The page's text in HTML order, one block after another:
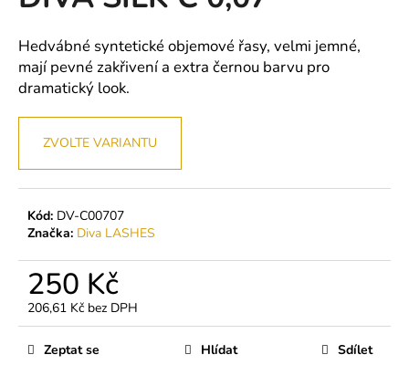
z
5
hvězdiček.
Hedvábné syntetické objemové řasy, velmi jemné,
mají pevné zakřivení a extra černou barvu pro
dramatický look.
ZVOLTE VARIANTU
Kód: DV-C00707
Značka: Diva LASHES
250 Kč
206,61 Kč bez DPH
Měrná
cena:Zeptat se Hlídat Sdílet
j
í
t
?
HLEDAT
D
o
p
o